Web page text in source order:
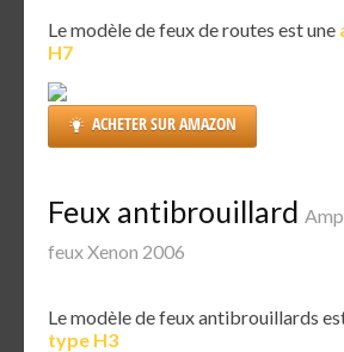
Le modèle de feux de routes est une
H7
ACHETER SUR AMAZON
Feux antibrouillard
feux Xenon 2006
Le modèle de feux antibrouillards
type H3